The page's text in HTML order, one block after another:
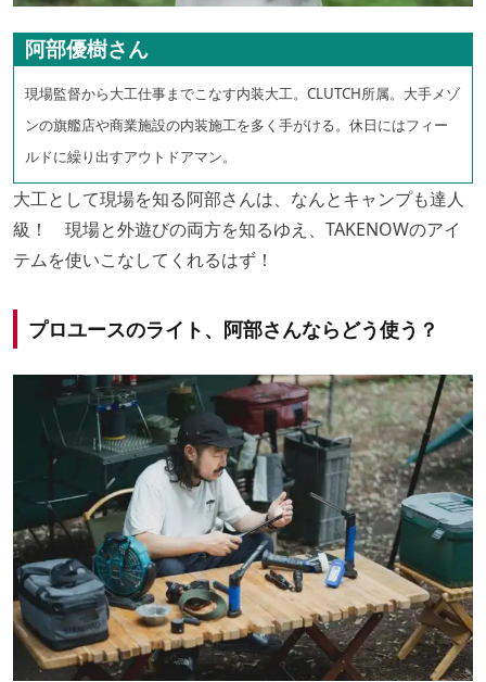
阿部優樹さん
現場監督から大工仕事までこなす内装大工。CLUTCH所属。大手メゾ
ンの旗艦店や商業施設の内装施工を多く手がける。休日にはフィー
ルドに繰り出すアウトドアマン。
大工として現場を知る阿部さんは、なんとキャンプも達人
級！ 現場と外遊びの両方を知るゆえ、TAKENOWのアイ
テムを使いこなしてくれるはず！
プロユースのライト、阿部さんならどう使う？